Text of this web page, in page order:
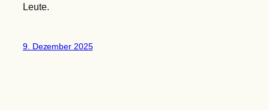
Leute.
9. Dezember 2025